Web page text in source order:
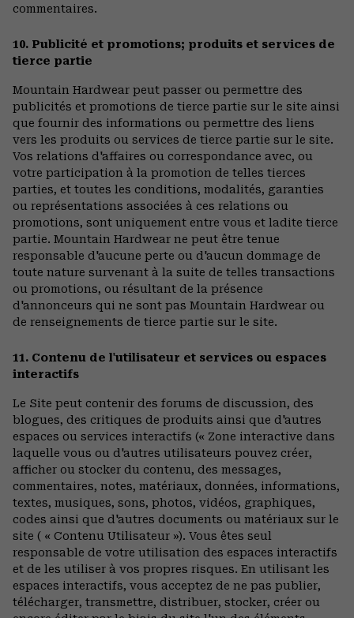
commentaires.
10. Publicité et promotions; produits et services de
tierce partie
Mountain Hardwear peut passer ou permettre des
publicités et promotions de tierce partie sur le site ainsi
que fournir des informations ou permettre des liens
vers les produits ou services de tierce partie sur le site.
Vos relations d'affaires ou correspondance avec, ou
votre participation à la promotion de telles tierces
parties, et toutes les conditions, modalités, garanties
ou représentations associées à ces relations ou
promotions, sont uniquement entre vous et ladite tierce
partie. Mountain Hardwear ne peut être tenue
responsable d'aucune perte ou d'aucun dommage de
toute nature survenant à la suite de telles transactions
ou promotions, ou résultant de la présence
d'annonceurs qui ne sont pas Mountain Hardwear ou
de renseignements de tierce partie sur le site.
11. Contenu de l'utilisateur et services ou espaces
interactifs
Le Site peut contenir des forums de discussion, des
blogues, des critiques de produits ainsi que d'autres
espaces ou services interactifs (« Zone interactive dans
laquelle vous ou d'autres utilisateurs pouvez créer,
afficher ou stocker du contenu, des messages,
commentaires, notes, matériaux, données, informations,
textes, musiques, sons, photos, vidéos, graphiques,
codes ainsi que d'autres documents ou matériaux sur le
site ( « Contenu Utilisateur »). Vous êtes seul
responsable de votre utilisation des espaces interactifs
et de les utiliser à vos propres risques. En utilisant les
espaces interactifs, vous acceptez de ne pas publier,
télécharger, transmettre, distribuer, stocker, créer ou